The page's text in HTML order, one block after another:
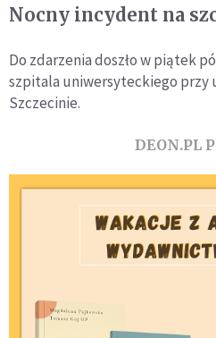
Nocny incydent na
Do zdarzenia doszło w piątek
szpitala uniwersyteckiego przy
Szczecinie.
DEON.PL